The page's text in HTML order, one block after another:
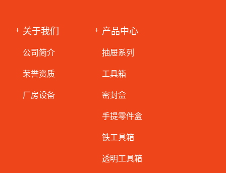
关于我们
公司简介
荣誉资质
厂房设备
产品中心
抽屉系列
工具箱
密封盒
手提零件盒
铁工具箱
透明工具箱